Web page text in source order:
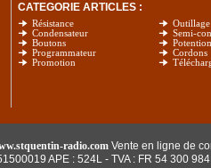
CATEGORIE ARTICLES :
Résistance
Condensateur
Boutons
Programmateur
Promotion
Outillage
Semi-
Cordons
radio.comVente en ligne de
APE : 524L - TVA : FR 54 300